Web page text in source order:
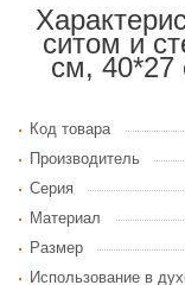
ситом и
см, 40*27
Код товара
Производитель
Серия
Материал
Размер
Использование в